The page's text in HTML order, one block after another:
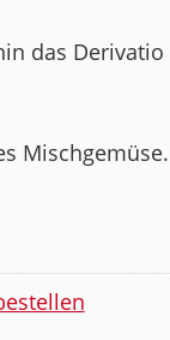
das Derivatio
Mischgemüse.